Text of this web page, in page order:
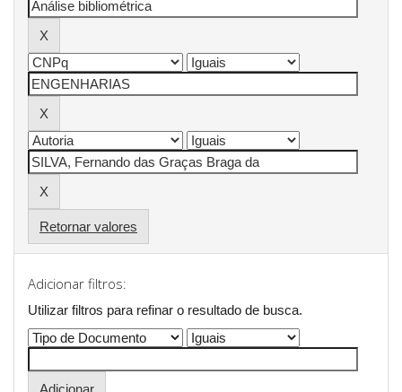
Retornar valores
Adicionar filtros:
Utilizar filtros para refinar o resultado de busca.